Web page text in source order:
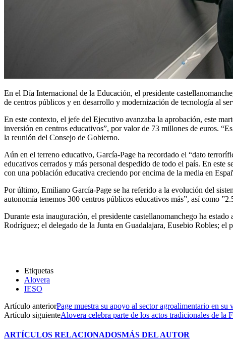
En el Día Internacional de la Educación, el presidente
de centros públicos y en desarrollo y modernización de tecnología al
En este contexto, el jefe del Ejecutivo avanzaba la aprobación, este
inversión en centros educativos”, por valor de 73 millones de euros.
la reunión del Consejo de Gobierno.
Aún en el terreno educativo, García-Page ha recordado el “dato
educativos cerrados y más personal despedido de todo el país. En
con una población educativa creciendo por encima de la media en
Por último, Emiliano García-Page se ha referido a la evolución del
autonomía tenemos 300 centros públicos educativos más”, así como
Durante esta inauguración, el presidente castellanomanchego ha
Rodríguez; el delegado de la Junta en Guadalajara, Eusebio Robles;
Etiquetas
Alovera
IESO
Artículo anteriorPage muestra su apoyo al sector agroalimentario en su
Artículo siguienteAlovera celebra parte de los actos tradicionales de la
ARTÍCULOS RELACIONADOSMÁS DEL AUTOR